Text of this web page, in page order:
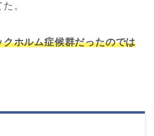
。
ホルム症候群だったのでは